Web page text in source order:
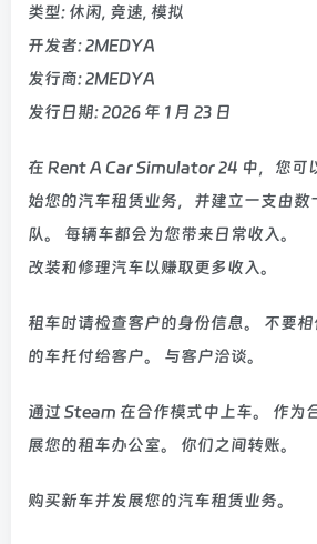
类型: 休闲, 竞速, 模拟
开发者: 2MEDYA
发行商: 2MEDYA
发行日期: 2026 年 1 月 23 日
在 Rent A Car Simulator 24 中，您可
始您的汽车租赁业务，并建立一支由数
队。 每辆车都会为您带来日常收入。
改装和修理汽车以赚取更多收入。
租车时请检查客户的身份信息。 不要
的车托付给客户。 与客户洽谈。
通过 Steam 在合作模式中上车。 作为
展您的租车办公室。 你们之间转账。
购买新车并发展您的汽车租赁业务。